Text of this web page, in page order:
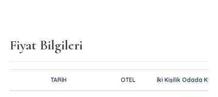
Fiyat Bilgileri
TARİH OTEL İki Kişilik Odada